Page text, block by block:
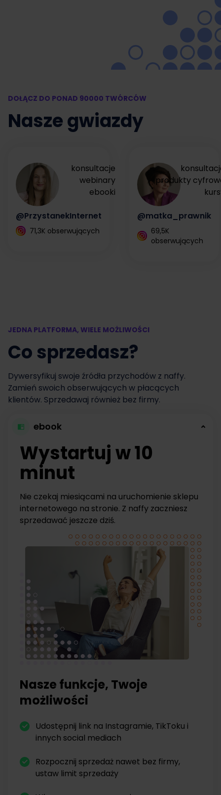
DOŁĄCZ DO PONAD 90000 TWÓRCÓW
Nasze gwiazdy
konsultacje
webinary
ebooki
@PrzystanekInternet
71,3K obserwujących
produkty
@matka_prawnik
69,5K
obserwujących
JEDNA PLATFORMA, WIELE MOŻLIWOŚCI
Co sprzedasz?
Dywersyfikuj swoje źródła przychodów z naffy.
Zamień swoich obserwujących w płacących
klientów. Sprzedawaj również bez firmy.
ebook
Wystartuj w 10
minut
Nie czekaj miesiącami na uruchomienie sklepu
internetowego na stronie. Z naffy zaczniesz
sprzedawać jeszcze dziś.
Nasze funkcje, Twoje
możliwości
Udostępnij link na Instagramie, TikToku i
innych social mediach
Rozpocznij sprzedaż nawet bez firmy,
ustaw limit sprzedaży